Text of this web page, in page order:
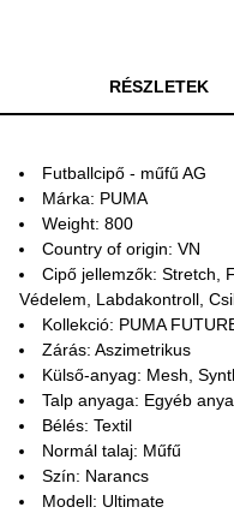
RÉSZLETEK
Futballcipő - műfű AG
Márka: PUMA
Weight: 800
Country of origin: VN
Cipő jellemzők: Stretch,
Védelem, Labdakontroll,
Kollekció: PUMA
Zárás: Aszimetrikus
Külső-anyag: Mesh,
Talp anyaga: Egyéb
Bélés: Textil
Normál talaj: Műfű
Szín: Narancs
Modell: Ultimate